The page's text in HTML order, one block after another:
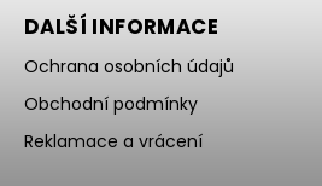
DALŠÍ INFORMACE
Ochrana osobních údajů
Obchodní podmínky
Reklamace a vrácení